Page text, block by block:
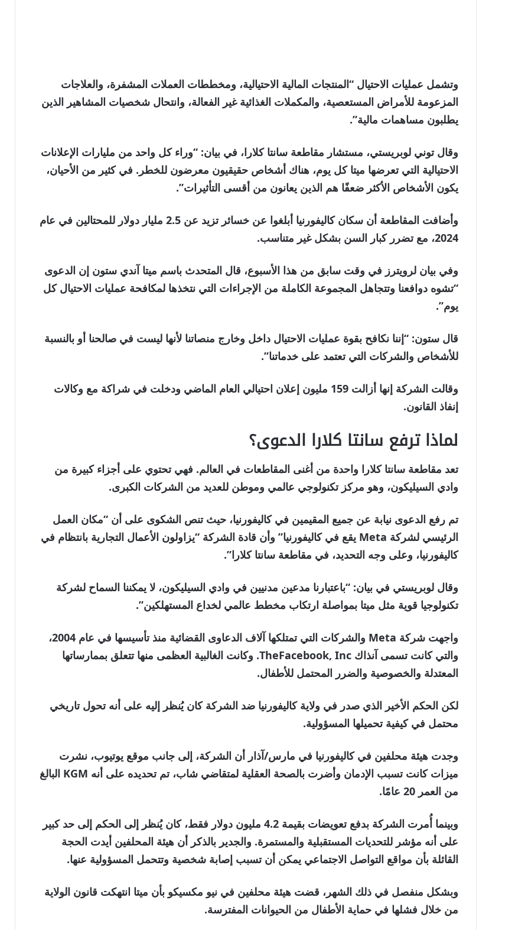
وتشمل عمليات الاحتيال “المنتجات المالية الاحتيالية، ومخططات العملات المشفرة، والعلاجات
المزعومة للأمراض المستعصية، والمكملات الغذائية غير الفعالة، وانتحال شخصيات المشاهير الذين
يطلبون مساهمات مالية”.
وقال توني لوبريستي، مستشار مقاطعة سانتا كلارا، في بيان: “وراء كل واحد من مليارات الإعلانات
الاحتيالية التي تعرضها ميتا كل يوم، هناك أشخاص حقيقيون معرضون للخطر. في كثير من الأحيان،
يكون الأشخاص الأكثر ضعفًا هم الذين يعانون من أقسى التأثيرات”.
وأضافت المقاطعة أن سكان كاليفورنيا أبلغوا عن خسائر تزيد عن 2.5 مليار دولار للمحتالين في عام
2024، مع تضرر كبار السن بشكل غير متناسب.
وفي بيان لرويترز في وقت سابق من هذا الأسبوع، قال المتحدث باسم ميتا آندي ستون إن الدعوى
“تشوه دوافعنا وتتجاهل المجموعة الكاملة من الإجراءات التي نتخذها لمكافحة عمليات الاحتيال كل
يوم”.
قال ستون: “إننا نكافح بقوة عمليات الاحتيال داخل وخارج منصاتنا لأنها ليست في صالحنا أو بالنسبة
للأشخاص والشركات التي تعتمد على خدماتنا”.
وقالت الشركة إنها أزالت 159 مليون إعلان احتيالي العام الماضي ودخلت في شراكة مع وكالات
إنفاذ القانون.
لماذا ترفع سانتا كلارا الدعوى؟
تعد مقاطعة سانتا كلارا واحدة من أغنى المقاطعات في العالم. فهي تحتوي على أجزاء كبيرة من
وادي السيليكون، وهو مركز تكنولوجي عالمي وموطن للعديد من الشركات الكبرى.
تم رفع الدعوى نيابة عن جميع المقيمين في كاليفورنيا، حيث تنص الشكوى على أن “مكان العمل
الرئيسي لشركة Meta يقع في كاليفورنيا” وأن قادة الشركة “يزاولون الأعمال التجارية بانتظام في
كاليفورنيا، وعلى وجه التحديد، في مقاطعة سانتا كلارا”.
وقال لوبريستي في بيان: “باعتبارنا مدعين مدنيين في وادي السيليكون، لا يمكننا السماح لشركة
تكنولوجيا قوية مثل ميتا بمواصلة ارتكاب مخطط عالمي لخداع المستهلكين”.
واجهت شركة Meta والشركات التي تمتلكها آلاف الدعاوى القضائية منذ تأسيسها في عام 2004،
والتي كانت تسمى آنذاك TheFacebook, Inc. وكانت الغالبية العظمى منها تتعلق بممارساتها
المعتدلة والخصوصية والضرر المحتمل للأطفال.
لكن الحكم الأخير الذي صدر في ولاية كاليفورنيا ضد الشركة كان يُنظر إليه على أنه تحول تاريخي
محتمل في كيفية تحميلها المسؤولية.
وجدت هيئة محلفين في كاليفورنيا في مارس/آذار أن الشركة، إلى جانب موقع يوتيوب، نشرت
ميزات كانت تسبب الإدمان وأضرت بالصحة العقلية لمتقاضي شاب، تم تحديده على أنه KGM البالغ
من العمر 20 عامًا.
وبينما أُمرت الشركة بدفع تعويضات بقيمة 4.2 مليون دولار فقط، كان يُنظر إلى الحكم إلى حد كبير
على أنه مؤشر للتحديات المستقبلية والمستمرة. والجدير بالذكر أن هيئة المحلفين أيدت الحجة
القائلة بأن مواقع التواصل الاجتماعي يمكن أن تسبب إصابة شخصية وتتحمل المسؤولية عنها.
وبشكل منفصل في ذلك الشهر، قضت هيئة محلفين في نيو مكسيكو بأن ميتا انتهكت قانون الولاية
من خلال فشلها في حماية الأطفال من الحيوانات المفترسة.